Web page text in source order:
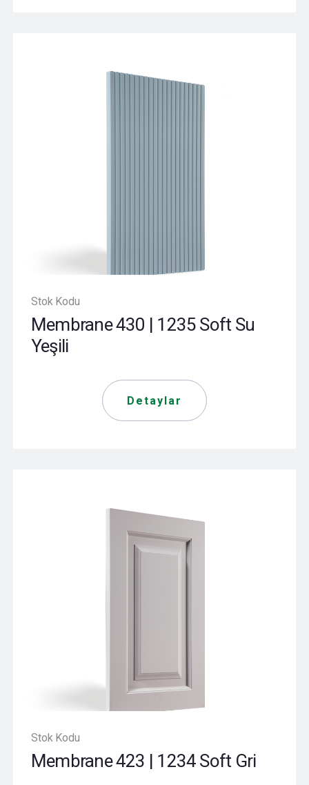
Stok Kodu
Membrane 430 | 1235 Soft Su
Yeşili
Detaylar
Stok Kodu
Membrane 423 | 1234 Soft Gri